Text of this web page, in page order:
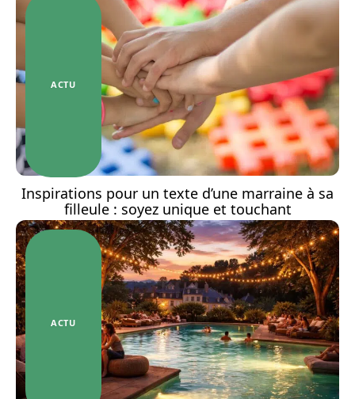
ACTU
Inspirations pour un texte d’une marraine à sa
filleule : soyez unique et touchant
ACTU